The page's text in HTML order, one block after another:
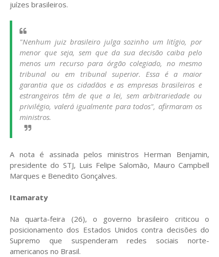
juízes brasileiros.
"Nenhum juiz brasileiro julga sozinho um litígio, por
menor que seja, sem que da sua decisão caiba pelo
menos um recurso para órgão colegiado, no mesmo
tribunal ou em tribunal superior. Essa é a maior
garantia que os cidadãos e as empresas brasileiros e
estrangeiros têm de que a lei, sem arbitrariedade ou
privilégio, valerá igualmente para todos", afirmaram os
ministros.
A nota é assinada pelos ministros Herman Benjamin,
presidente do STJ, Luis Felipe Salomão, Mauro Campbell
Marques e Benedito Gonçalves.
Itamaraty
Na quarta-feira (26), o governo brasileiro criticou o
posicionamento dos Estados Unidos contra decisões do
Supremo que suspenderam redes sociais norte-
americanos no Brasil.